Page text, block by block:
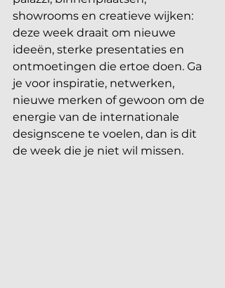
showrooms en creatieve wijken:
deze week draait om nieuwe
ideeën, sterke presentaties en
ontmoetingen die ertoe doen. Ga
je voor inspiratie, netwerken,
nieuwe merken of gewoon om de
energie van de internationale
designscene te voelen, dan is dit
de week die je niet wil missen.